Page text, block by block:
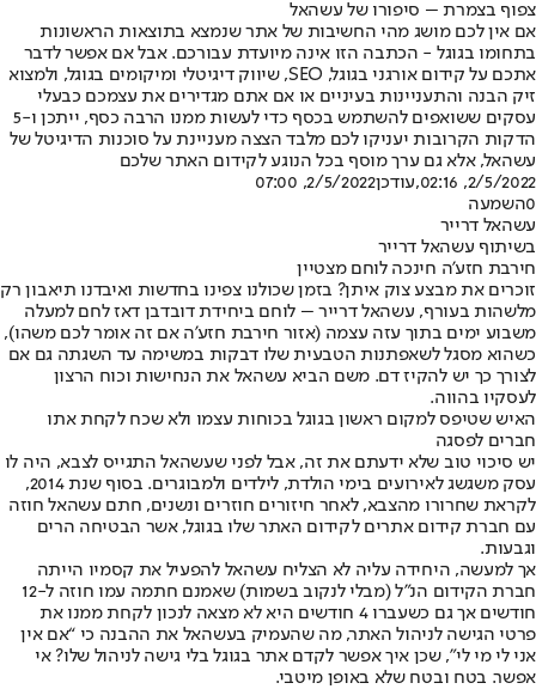
צפוף בצמרת – סיפורו של עשהאל
אם אין לכם מושג מהי החשיבות של אתר שנמצא בתוצאות הראשונות
בתחומו בגוגל - הכתבה הזו אינה מיועדת עבורכם. אבל אם אפשר לדבר
אתכם על קידום אורגני בגוגל, SEO, שיווק דיגיטלי ומיקומים בגוגל, ולמצוא
זיק הבנה והתעניינות בעיניים או אם אתם מגדירים את עצמכם כבעלי
עסקים ששואפים להשתמש בכסף כדי לעשות ממנו הרבה כסף, ייתכן ו-5
הדקות הקרובות יעניקו לכם מלבד הצצה מעניינת על סוכנות הדיגיטל של
עשהאל, אלא גם ערך מוסף בכל הנוגע לקידום האתר שלכם
2/5/2022, 02:16
,עודכן2/5/2022, 07:00
0השמעה
עשהאל דרייר
בשיתוף עשהאל דרייר
חירבת חזע’ה חינכה לוחם מצטיין
זוכרים את מבצע צוק איתן? בזמן שכולנו צפינו בחדשות ואיבדנו תיאבון רק
מלשהות בעורף, עשהאל דרייר – לוחם ביחידת דובדבן דאז לחם למעלה
משבוע ימים בתוך עזה עצמה (אזור חירבת חזע’ה אם זה אומר לכם משהו),
כשהוא מסגל לשאפתנות הטבעית שלו דבקות במשימה עד השגתה גם אם
לצורך כך יש להקיז דם. משם הביא עשהאל את הנחישות וכוח הרצון
לעסקיו בהווה.
האיש שטיפס למקום ראשון בגוגל בכוחות עצמו ולא שכח לקחת אתו
חברים לפסגה
יש סיכוי טוב שלא ידעתם את זה, אבל לפני שעשהאל התגייס לצבא, היה לו
עסק משגשג לאירועים בימי הולדת, לילדים ולמבוגרים. בסוף שנת 2014,
לקראת שחרורו מהצבא, לאחר חיזורים חוזרים ונשנים, חתם עשהאל חוזה
עם חברת קידום אתרים לקידום האתר שלו בגוגל, אשר הבטיחה הרים
וגבעות.
אך למעשה, היחידה עליה לא הצליח עשהאל להפעיל את קסמיו הייתה
חברת הקידום הנ”ל (מבלי לנקוב בשמות) שאמנם חתמה עמו חוזה ל-12
חודשים אך גם כשעברו 4 חודשים היא לא מצאה לנכון לקחת ממנו את
פרטי הגישה לניהול האתר, מה שהעמיק בעשהאל את ההבנה כי “אם אין
אני לי מי לי”, שכן איך אפשר לקדם אתר בגוגל בלי גישה לניהול שלו? אי
אפשר. בטח ובטח שלא באופן מיטבי.